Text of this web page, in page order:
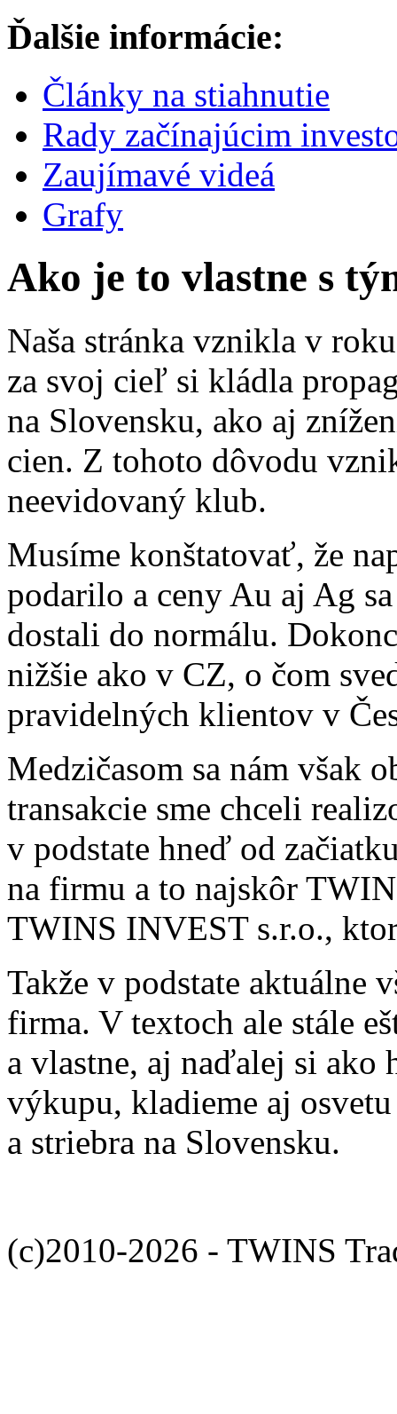
Ďalšie informácie:
Články na stiahnutie
Rady začínajúcim
Zaujímavé videá
Grafy
Ako je to vlastne s
Naša stránka vznikla v
za svoj cieľ si kládla
na Slovensku, ako aj
cien. Z tohoto dôvodu
neevidovaný klub.
Musíme konštatovať, že
podarilo a ceny Au aj Ag
dostali do normálu.
nižšie ako v CZ, o čom
pravidelných klientov v
Medzičasom sa nám však
transakcie sme chceli
v podstate hneď od
na firmu a to najskôr
TWINS INVEST s.r.o.,
Takže v podstate aktuálne
firma. V textoch ale stále
a vlastne, aj naďalej si ako
výkupu, kladieme aj
a striebra na Slovensku.
(c)2010-2026 - TWINS